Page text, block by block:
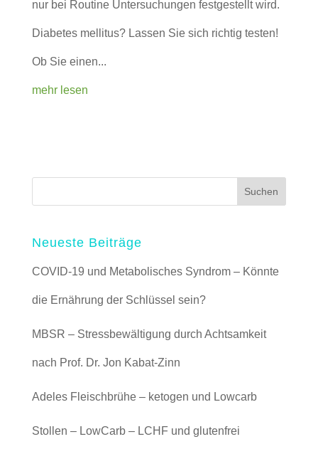
nur bei Routine Untersuchungen festgestellt wird.
Diabetes mellitus? Lassen Sie sich richtig testen!
Ob Sie einen...
mehr lesen
Neueste Beiträge
COVID-19 und Metabolisches Syndrom – Könnte
die Ernährung der Schlüssel sein?
MBSR – Stressbewältigung durch Achtsamkeit
nach Prof. Dr. Jon Kabat-Zinn
Adeles Fleischbrühe – ketogen und Lowcarb
Stollen – LowCarb – LCHF und glutenfrei